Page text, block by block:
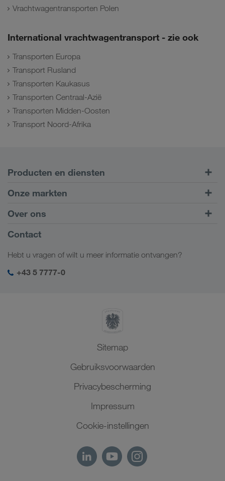
Vrachtwagentransporten Polen
International vrachtwagentransport - zie ook
Transporten Europa
Transport Rusland
Transporten Kaukasus
Transporten Centraal-Azië
Transporten Midden-Oosten
Transport Noord-Afrika
Producten en diensten
Transport over de weg
Klantenportaal CONNECT
Digitale oplossingen
Brancheoplossingen
Onze markten
Europa
Kaukasus
Centraal-Azië
Midden-Oosten
Over ons
Bedrijfsinformatie
Sociale verantwoordelijkheid
SHEQ-management
Contact
Hebt u vragen of wilt u meer informatie ontvangen?
+43 5 7777-0
Sitemap
Gebruiksvoorwaarden
Privacybescherming
Impressum
Cookie-instellingen